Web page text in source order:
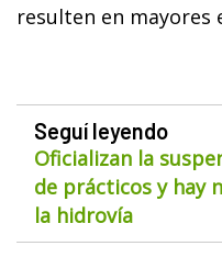
resulten en mayores
Seguí leyendo
Oficializan la
de prácticos y hay
la hidrovía